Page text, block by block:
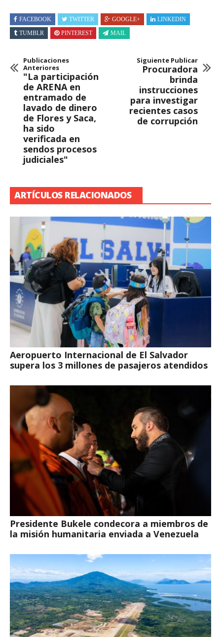
FACEBOOK TWITTER GOOGLE+
LINKEDIN
TUMBLR
PINTEREST MAIL
Publicaciones
Anteriores
"La participación
de ARENA en
entramado de
lavado de dinero
de Flores y Saca,
ha sido
verificada en
sendos procesos
judiciales"
Siguiente Publicar
Procuradora
brinda
instrucciones
para investigar
recientes casos
de corrupción
ARTÍCULOS RELACIONADOS
Aeropuerto Internacional de El Salvador
supera los 3 millones de pasajeros atendidos
Presidente Bukele condecora a miembros de
la misión humanitaria enviada a Venezuela